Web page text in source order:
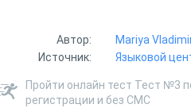
Автор:
Mariya
Источник:
Языковой
Пройти онлайн тест Тест №3
регистрации и без СМС